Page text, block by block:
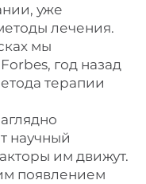
уже
лечения.
мы
год назад
терапии
научный
им движут.
появлением